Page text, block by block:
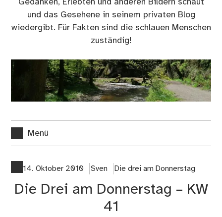
Gedanken, Erlebten und anderen Bildern schaut
und das Gesehene in seinem privaten Blog
wiedergibt. Für Fakten sind die schlauen Menschen
zuständig!
Menü
14. Oktober 2010 Sven Die drei am Donnerstag
Die Drei am Donnerstag – KW
41